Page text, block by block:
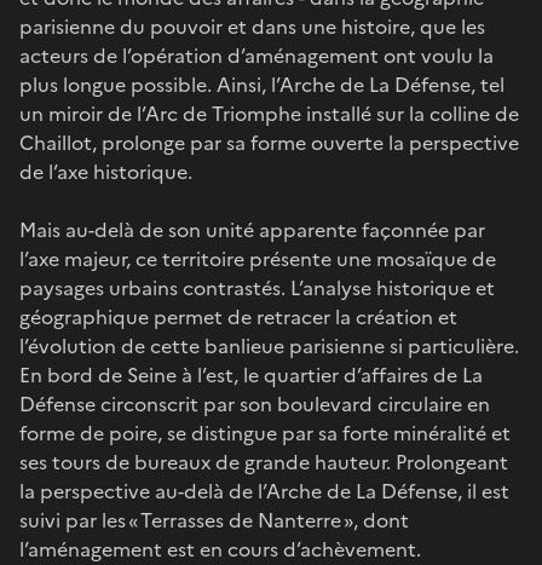
parisienne du pouvoir et dans une histoire, que les
acteurs de l’opération d’aménagement ont voulu la
plus longue possible. Ainsi, l’Arche de La Défense, tel
un miroir de l’Arc de Triomphe installé sur la colline de
Chaillot, prolonge par sa forme ouverte la perspective
de l’axe historique.
Mais au-delà de son unité apparente façonnée par
l’axe majeur, ce territoire présente une mosaïque de
paysages urbains contrastés. L’analyse historique et
géographique permet de retracer la création et
l’évolution de cette banlieue parisienne si particulière.
En bord de Seine à l’est, le quartier d’affaires de La
Défense circonscrit par son boulevard circulaire en
forme de poire, se distingue par sa forte minéralité et
ses tours de bureaux de grande hauteur. Prolongeant
la perspective au-delà de l’Arche de La Défense, il est
suivi par les « Terrasses de Nanterre », dont
l’aménagement est en cours d’achèvement.